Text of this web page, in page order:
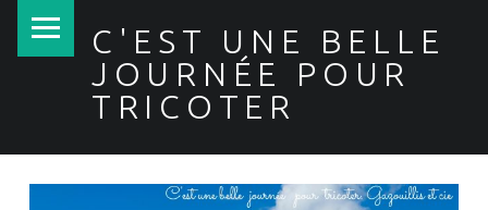
C'EST UNE BELLE
JOURNÉE POUR
TRICOTER